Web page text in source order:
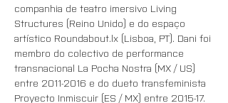
companhia de teatro imersivo Living
Structures (Reino Unido) e do espaço
artístico Roundabout.lx (Lisboa, PT). Dani foi
membro do colectivo de performance
transnacional La Pocha Nostra (MX / US)
entre 2011-2016 e do dueto transfeminista
Proyecto Inmiscuir (ES / MX) entre 2015-17.